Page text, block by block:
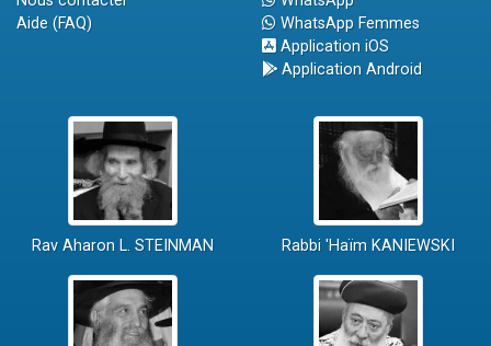
Aide (FAQ)
WhatsApp Femmes
Application iOS
Application Android
Rav Aharon L. STEINMAN Rabbi 'Haïm KANIEWSKI